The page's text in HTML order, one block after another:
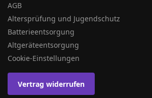
AGB
Altersprüfung und Jugendschutz
Batterieentsorgung
Altgeräteentsorgung
Cookie-Einstellungen
Vertrag widerrufen